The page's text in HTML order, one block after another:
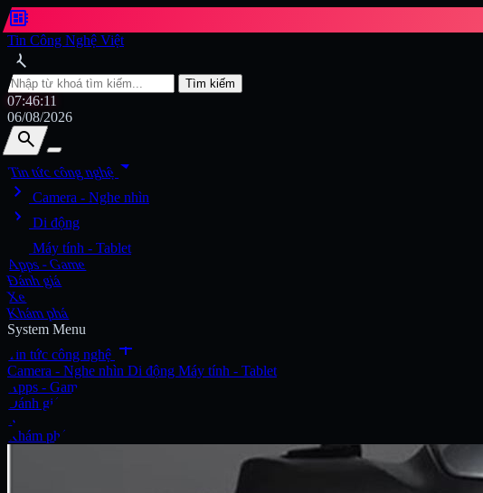
developer_board
Tin Công Nghệ Việt
search
Tìm kiếm
07:46:12
06/08/2026
search
search
Tin tức công nghệarrow_drop_down
chevron_right
Camera - Nghe nhìn
chevron_right Di động
Máy tính - Tablet
Apps - Game
Đánh giá
Xe
Khám phá
System Menu
Tin tức công nghệ add
Camera - Nghe nhìn Di động Máy tính - Tablet
Apps - Game
Đánh giá
Xe
Khám phá